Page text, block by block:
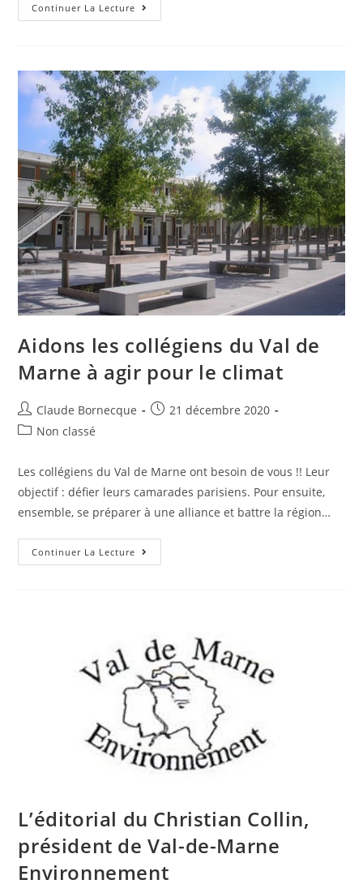
Continuer La Lecture
Aidons les collégiens du Val de
Marne à agir pour le climat
Claude Bornecque
21 décembre 2020
Non classé
Les collégiens du Val de Marne ont besoin de vous !! Leur
objectif : défier leurs camarades parisiens. Pour ensuite,
ensemble, se préparer à une alliance et battre la région…
Continuer La Lecture
L’éditorial du Christian Collin,
président de Val-de-Marne
Environnement